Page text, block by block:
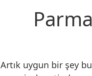
Artık uygun bir şey